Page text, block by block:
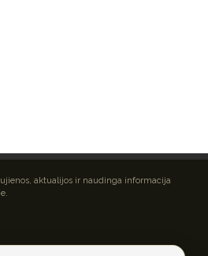
aktualijos ir naudinga informacija